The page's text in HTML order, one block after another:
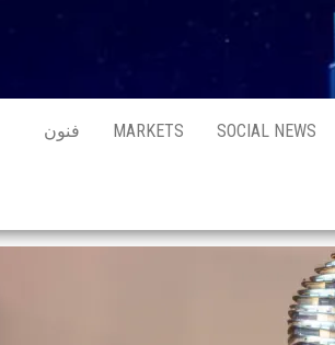
SOCIAL NEWS
MARKETS فنون